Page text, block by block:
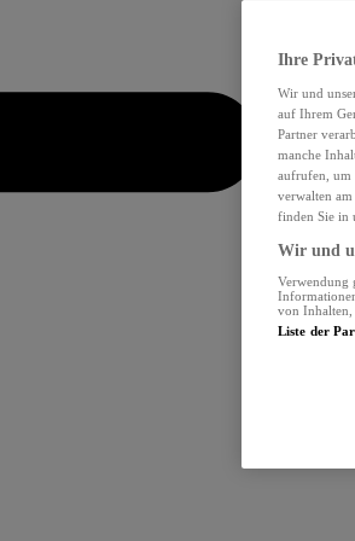
Ihre
Wir und
auf Ihrem
Partner
manche
aufrufen, um
verwalten
finden Sie in
Wir und
Verwendung
von Inhalten,
Liste der